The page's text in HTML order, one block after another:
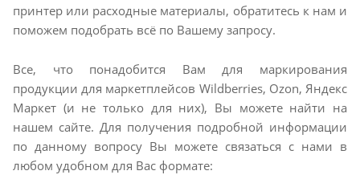
принтер или расходные материалы, обратитесь к нам и
поможем подобрать всё по Вашему запросу.
Все, что понадобится Вам для маркирования
продукции для маркетплейсов Wildberries, Ozon, Яндекс
Маркет (и не только для них), Вы можете найти на
нашем сайте. Для получения подробной информации
по данному вопросу Вы можете связаться с нами в
любом удобном для Вас формате: